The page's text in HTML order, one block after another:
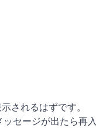
されるはずです。
セージが出たら再入